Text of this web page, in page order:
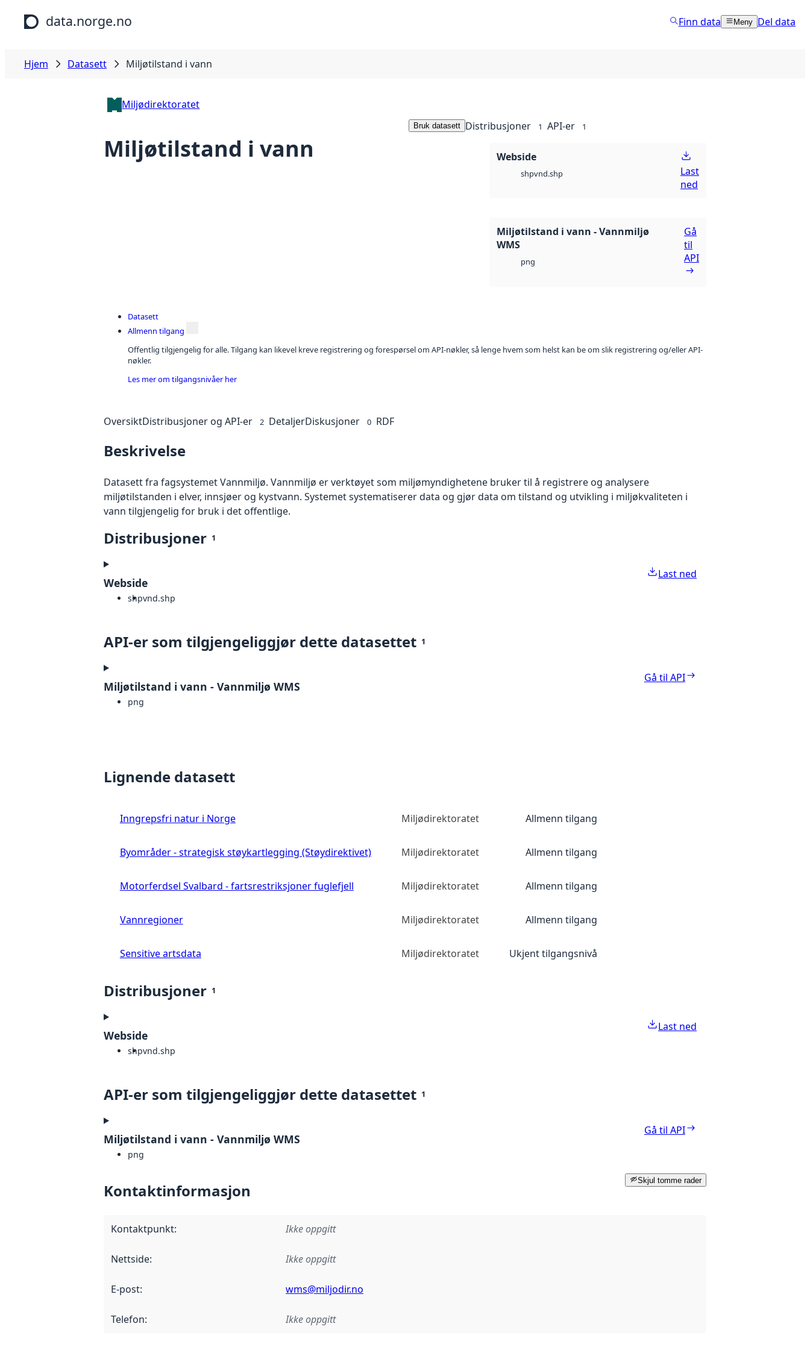
Hopp til hovedinnhold
data.norge.no Finn data Meny Del data
Hjem Datasett Miljøtilstand i vann
Miljødirektoratet
Miljøtilstand i vann
Bruk datasett Distribusjoner 1 API-er 1
Webside
shpvnd.shp
Last
ned
Miljøtilstand i vann - Vannmiljø
WMS
png
Gå
til
API
Datasett
Allmenn tilgang
Offentlig tilgjengelig for alle. Tilgang kan likevel kreve registrering og forespørsel om API-nøkler, så lenge hvem som helst kan be om slik registrering og/eller API-
nøkler.
Les mer om tilgangsnivåer her
OversiktDistribusjoner og API-er 2 DetaljerDiskusjoner 0 RDF
Beskrivelse
Datasett fra fagsystemet Vannmiljø. Vannmiljø er verktøyet som miljømyndighetene bruker til å registrere og analysere
miljøtilstanden i elver, innsjøer og kystvann. Systemet systematiserer data og gjør data om tilstand og utvikling i miljøkvaliteten i
vann tilgjengelig for bruk i det offentlige.
Distribusjoner 1
Webside
shpvnd.shp
Last ned
API-er som tilgjengeliggjør dette datasettet 1
Miljøtilstand i vann - Vannmiljø WMS
png
Gå til API
Lignende datasett
Inngrepsfri natur i Norge Miljødirektoratet Allmenn tilgang
Byområder - strategisk støykartlegging (Støydirektivet) Miljødirektoratet Allmenn tilgang
Motorferdsel Svalbard - fartsrestriksjoner fuglefjell Miljødirektoratet Allmenn tilgang
Vannregioner Miljødirektoratet Allmenn tilgang
Sensitive artsdata Miljødirektoratet Ukjent tilgangsnivå
Distribusjoner 1
Webside
shpvnd.shp
Last ned
API-er som tilgjengeliggjør dette datasettet 1
Miljøtilstand i vann - Vannmiljø WMS
png
Gå til API
Skjul tomme rader
Kontaktinformasjon
Kontaktpunkt: Ikke oppgitt
Nettside: Ikke oppgitt
E-post: wms@miljodir.no
Telefon: Ikke oppgitt